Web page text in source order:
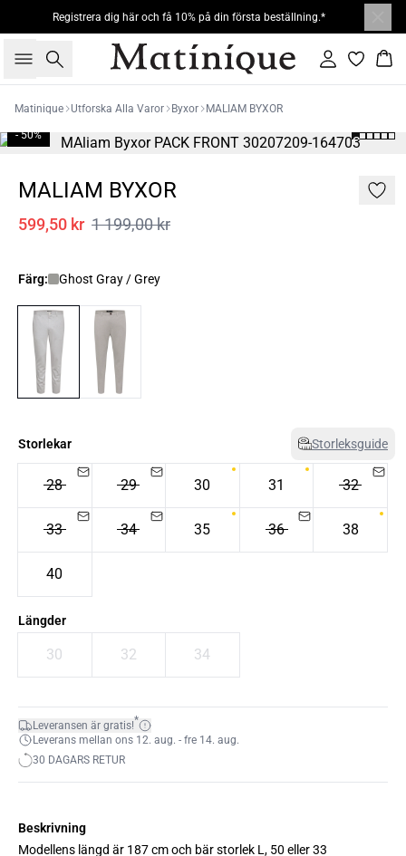
Registrera dig här och få 10% på din första beställning.*
Sök Logga in
Matinique Utforska Alla Varor Byxor MALIAM BYXOR
- 50%
MALIAM BYXOR
599,50 kr 1 199,00 kr
Färg: Ghost Gray / Grey
Storlekar Storleksguide
28 29 30 31 32
33 34 35 36 38
40
Längder
30 32 34
Leveransen är gratis!*
Leverans mellan ons 12. aug. - fre 14. aug.
30 DAGARS RETUR
Beskrivning
Modellens längd är 187 cm och bär storlek L, 50 eller 33